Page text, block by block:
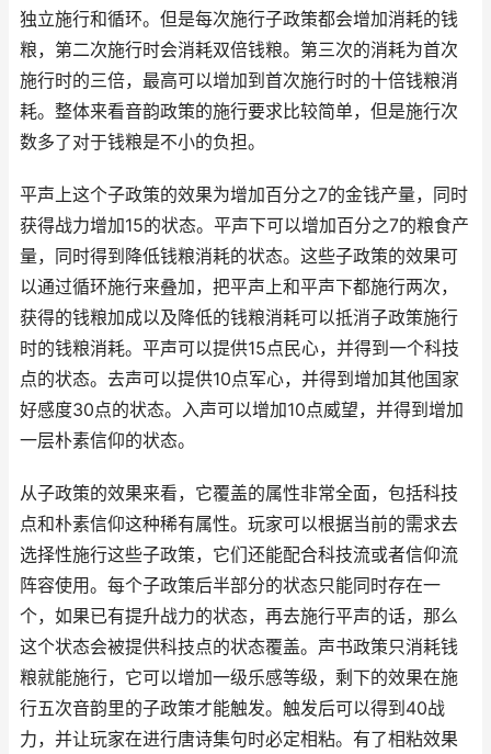
独立施行和循环。但是每次施行子政策都会增加消耗的钱
粮，第二次施行时会消耗双倍钱粮。第三次的消耗为首次
施行时的三倍，最高可以增加到首次施行时的十倍钱粮消
耗。整体来看音韵政策的施行要求比较简单，但是施行次
数多了对于钱粮是不小的负担。
平声上这个子政策的效果为增加百分之7的金钱产量，同时
获得战力增加15的状态。平声下可以增加百分之7的粮食产
量，同时得到降低钱粮消耗的状态。这些子政策的效果可
以通过循环施行来叠加，把平声上和平声下都施行两次，
获得的钱粮加成以及降低的钱粮消耗可以抵消子政策施行
时的钱粮消耗。平声可以提供15点民心，并得到一个科技
点的状态。去声可以提供10点军心，并得到增加其他国家
好感度30点的状态。入声可以增加10点威望，并得到增加
一层朴素信仰的状态。
从子政策的效果来看，它覆盖的属性非常全面，包括科技
点和朴素信仰这种稀有属性。玩家可以根据当前的需求去
选择性施行这些子政策，它们还能配合科技流或者信仰流
阵容使用。每个子政策后半部分的状态只能同时存在一
个，如果已有提升战力的状态，再去施行平声的话，那么
这个状态会被提供科技点的状态覆盖。声书政策只消耗钱
粮就能施行，它可以增加一级乐感等级，剩下的效果在施
行五次音韵里的子政策才能触发。触发后可以得到40战
力，并让玩家在进行唐诗集句时必定相粘。有了相粘效果